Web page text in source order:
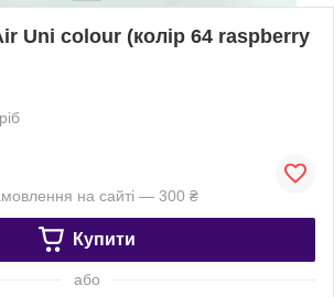
Uni colour (колір 64 raspberry
на сайті — 300 ₴
Купити
або